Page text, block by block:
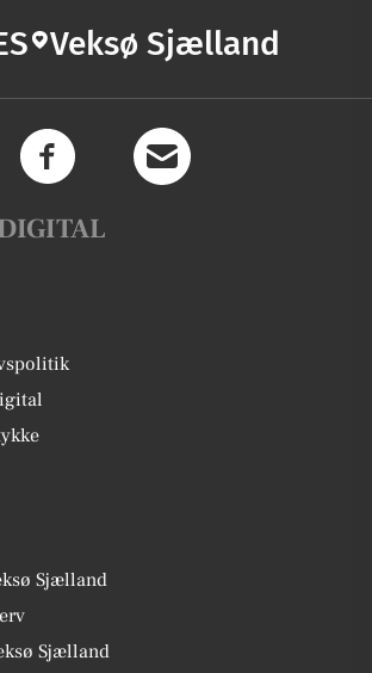
Veksø Sjælland
Sjælland
Sjælland